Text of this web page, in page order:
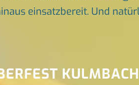
einsatzbereit. Und
KULMBACH